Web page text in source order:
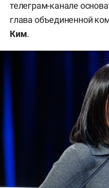
телеграм-канале
глава объединенной
Ким.